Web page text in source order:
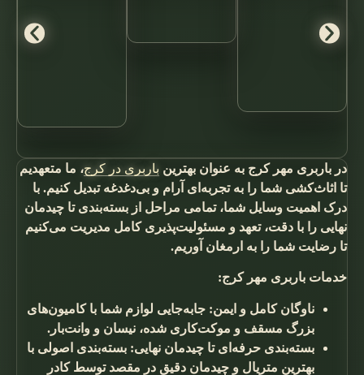
در باربری مهر کرج به عنوان بهترین باربری در کرج، ما متعهدیم
تا اثاث‌کشی شما را به تجربه‌ای آرام و بی‌دغدغه تبدیل کنیم. با
درک اهمیت وسایل شما، تمامی مراحل از بسته‌بندی تا چیدمان
نهایی را با دقت، تعهد و مسئولیت‌پذیری کامل مدیریت می‌کنیم
تا رضایت شما را به ارمغان آوریم.
خدمات باربری مهر کرج:
ناوگان کامل و ایمن: جابه‌جایی لوازم شما با کامیون‌های
بزرگ مسقف و موکت‌کاری شده، نیسان و وانت‌بار.
بسته‌بندی حرفه‌ای تا چیدمان نهایی: بسته‌بندی اصولی با
بهترین متریال و چیدمان دقیق در مقصد توسط کادر